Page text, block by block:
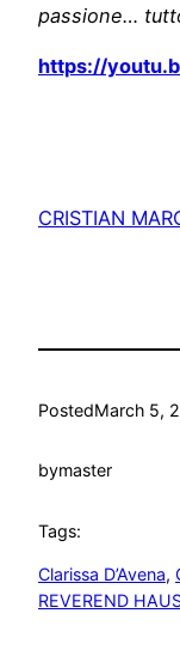
passione…
https://
CRISTIAN
PostedMarch 5,
bymaster
Tags:
Clarissa D’Avena,
REVEREND